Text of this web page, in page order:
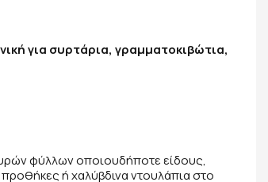
για συρτάρια, γραμματοκιβώτια,
φύλλων οποιουδήποτε είδους,
προθήκες ή χαλύβδινα ντουλάπια στο